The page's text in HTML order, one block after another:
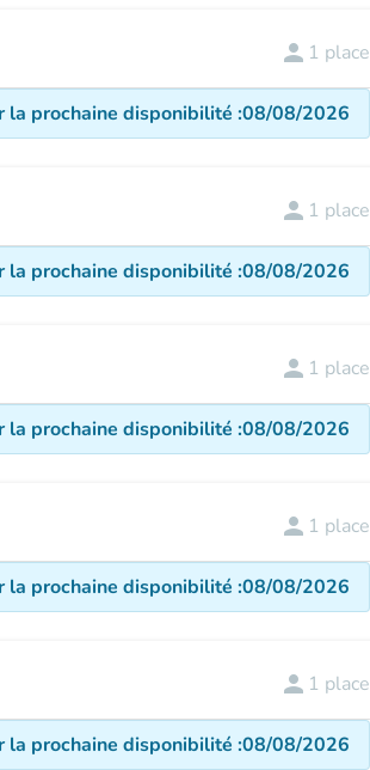
person 1 place
la prochaine disponibilité :08/08/2026
person 1 place
la prochaine disponibilité :08/08/2026
person 1 place
la prochaine disponibilité :08/08/2026
person 1 place
la prochaine disponibilité :08/08/2026
person 1 place
la prochaine disponibilité :08/08/2026